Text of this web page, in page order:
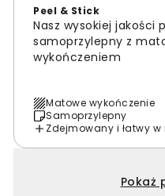
Peel & Stick
Nasz wysokiej jakości
samoprzylepny z
wykończeniem
Matowe wykończenie
Samoprzylepny
Zdejmowany i łatwy
Pokaż